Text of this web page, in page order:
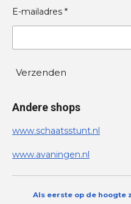
E-mailadres *
Verzenden
Andere shops
www.schaatsstunt.nl
www.avaningen.nl
Als eerste op de hoogte